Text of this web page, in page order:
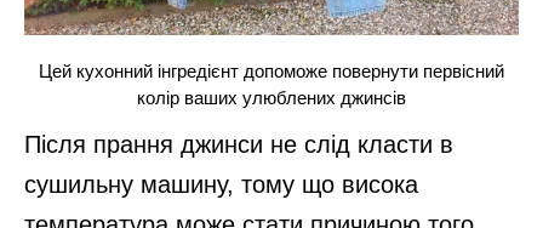
Цей кухонний інгредієнт допоможе повернути первісний
колір ваших улюблених джинсів
Після прання джинси не слід класти в
сушильну машину, тому що висока